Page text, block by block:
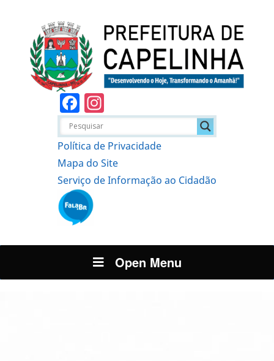
Facebook
Política de Privacidade
Mapa do Site
Serviço de Informação ao Cidadão
Open Menu